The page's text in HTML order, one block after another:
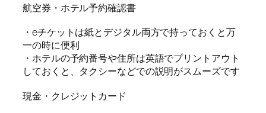
航空券・ホテル予約確認書
・eチケットは紙とデジタル両方で持っておくと万
一の時に便利
・ホテルの予約番号や住所は英語でプリントアウト
しておくと、タクシーなどでの説明がスムーズです
現金・クレジットカード